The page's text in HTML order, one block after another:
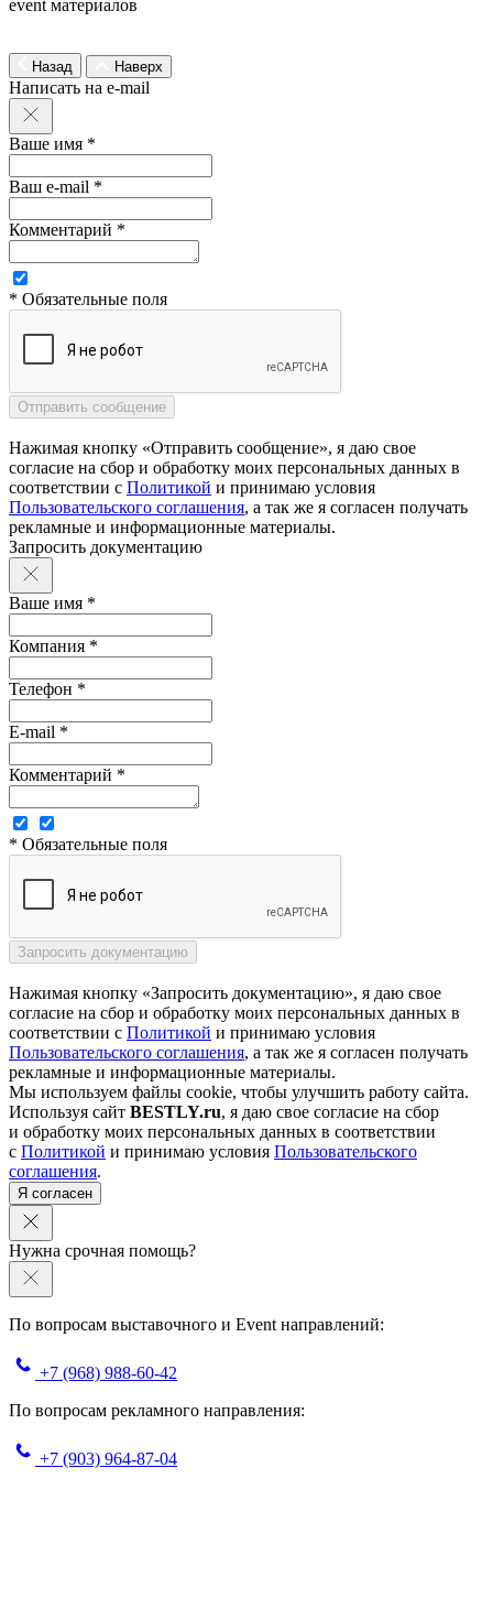
event материалов
Назад Наверх
Написать на e-mail
Ваше имя *
Ваш e-mail *
Комментарий *
* Обязательные поля
Нажимая кнопку «Отправить сообщение», я даю свое
согласие на сбор и обработку моих персональных данных в
соответствии с Политикой и принимаю условия
Пользовательского соглашения, а так же я согласен получать
рекламные и информационные материалы.
Запросить документацию
Ваше имя *
Компания *
Телефон *
E-mail *
Комментарий *
* Обязательные поля
Нажимая кнопку «Запросить документацию», я даю свое
согласие на сбор и обработку моих персональных данных в
соответствии с Политикой и принимаю условия
Пользовательского соглашения, а так же я согласен получать
рекламные и информационные материалы.
Мы используем файлы cookie, чтобы улучшить работу сайта.
Используя сайт BESTLY.ru, я даю свое согласие на сбор
и обработку моих персональных данных в соответствии
с Политикой и принимаю условия Пользовательского
соглашения.
Я согласен
Нужна срочная помощь?
По вопросам выставочного и Event направлений:
+7 (968) 988-60-42
По вопросам рекламного направления:
+7 (903) 964-87-04